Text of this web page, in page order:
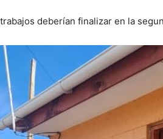
deberían finalizar en la